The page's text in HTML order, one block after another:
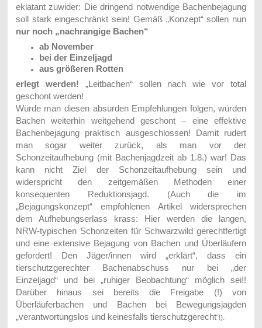
eklatant zuwider: Die dringend notwendige Bachenbejagung
soll stark eingeschränkt sein! Gemäß „Konzept“ sollen nun
nur noch „nachrangige Bachen“
ab November
bei der Einzeljagd
aus größeren Rotten
erlegt werden! „Leitbachen“ sollen nach wie vor total
geschont werden!
Würde man diesen absurden Empfehlungen folgen, würden
Bachen weiterhin weitgehend geschont – eine effektive
Bachenbejagung praktisch ausgeschlossen! Damit rudert
man sogar weiter zurück, als man vor der
Schonzeitaufhebung (mit Bachenjagdzeit ab 1.8.) war! Das
kann nicht Ziel der Schonzeitaufhebung sein und
widerspricht den zeitgemäßen Methoden einer
konsequenten Reduktionsjagd. (Auch die im
„Bejagungskonzept“ empfohlenen Artikel widersprechen
dem Aufhebungserlass krass: Hier werden die langen,
NRW-typischen Schonzeiten für Schwarzwild gerechtfertigt
und eine extensive Bejagung von Bachen und Überläufern
gefordert! Den Jäger/innen wird „erklärt“, dass ein
tierschutzgerechter Bachenabschuss nur bei „der
Einzeljagd“ und bei „ruhiger Beobachtung“ möglich sei!!
Darüber hinaus sei bereits die Freigabe (!) von
Überläuferbachen und Bachen bei Bewegungsjagden
„verantwortungslos und keinesfalls tierschutzgerecht“!).